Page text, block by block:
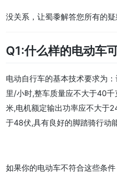
没关系，让蜀黍解答您所有的
Q1:什么样的电动车
电动自行车的基本技术要求为
里/小时,整车质量应不大于40
米,电机额定输出功率应不大于
于48伏,具有良好的脚踏骑行动能
如果你的电动车不符合这些条